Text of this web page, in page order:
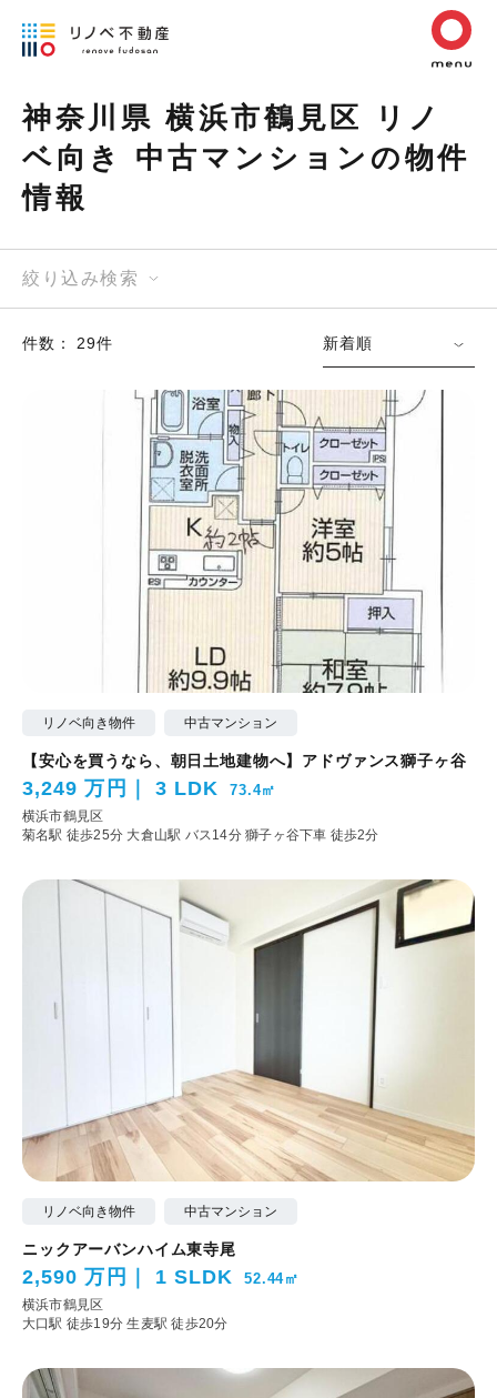
神奈川県 横浜市鶴見区 リノ
ベ向き 中古マンションの物件
情報
絞り込み検索
件数： 29件 新着順
リノベ向き物件 中古マンション
【安心を買うなら、朝日土地建物へ】アドヴァンス獅子ヶ谷
3,249 万円 3 LDK 73.4㎡
横浜市鶴見区
菊名駅 徒歩25分 大倉山駅 バス14分 獅子ヶ谷下車 徒歩2分
リノベ向き物件 中古マンション
ニックアーバンハイム東寺尾
2,590 万円 1 SLDK 52.44㎡
横浜市鶴見区
大口駅 徒歩19分生麦駅 徒歩20分